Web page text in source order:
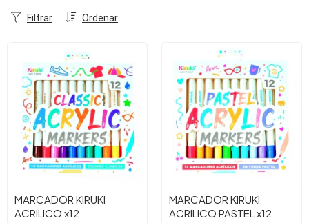
Ordenar
Filtrar
MARCADOR KIRUKI
ACRILICO x12
MARCADOR KIRUKI
ACRILICO PASTEL x12